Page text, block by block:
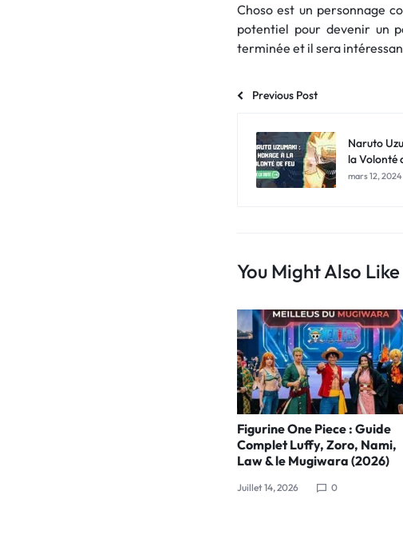
Choso est un personnage
potentiel pour devenir un
terminée et il sera
Previous Post
Naruto
la Volonté
mars 12, 2024
You Might Also Like
Figurine One Piece : Guide
Complet Luffy, Zoro, Nami,
Law & le Mugiwara (2026)
Juillet 14, 2026 0